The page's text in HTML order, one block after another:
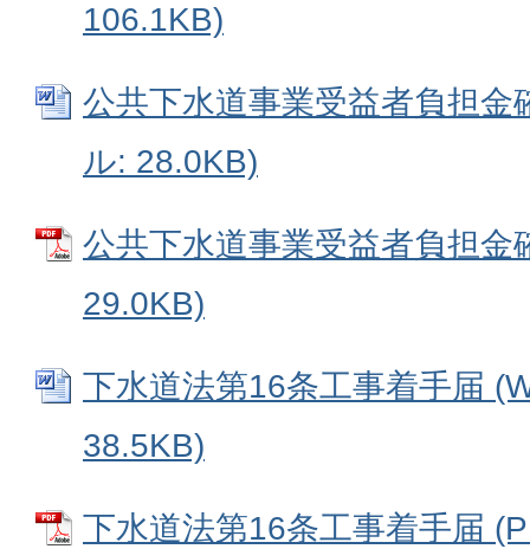
106.1KB)
公共下水道事業受益者負担金
ル: 28.0KB)
公共下水道事業受益者負担
29.0KB)
下水道法第16条工事着手届
38.5KB)
下水道法第16条工事着手届